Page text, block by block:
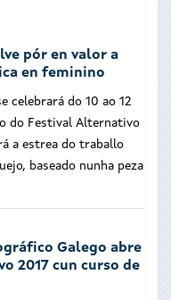
pór en valor a
en feminino
celebrará do 10 ao 12
do Festival Alternativo
a estrea do traballo
baseado nunha peza
Galego abre
2017 cun curso de